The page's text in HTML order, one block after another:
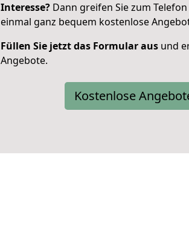
Interesse? Dann greifen Sie zum
einmal ganz bequem kostenlose
Füllen Sie jetzt das Formular aus und
Angebote.
Kostenlose